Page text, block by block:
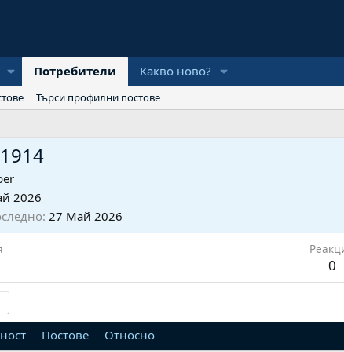
Потребители Какво ново?
Търси профилни постове
2026
27 Май 2026
0
Постове Относно